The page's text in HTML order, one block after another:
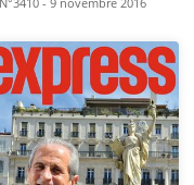
N°3410 - 9 novembre 2016